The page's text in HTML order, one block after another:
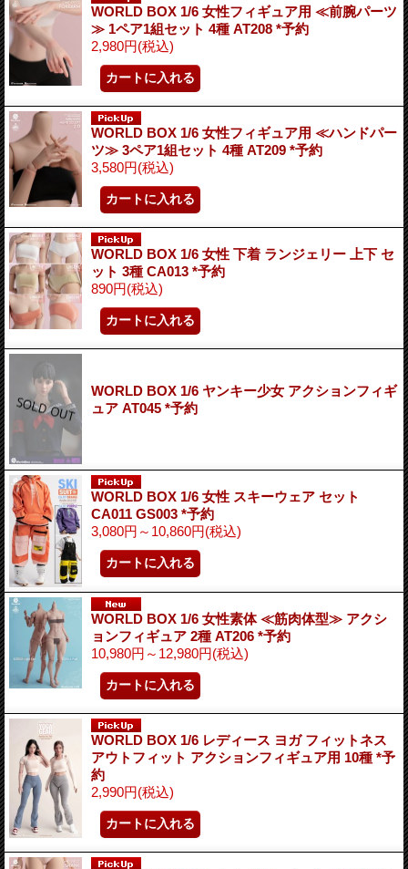
WORLD BOX 1/6 女性フィギュア用 ≪前腕パーツ
≫ 1ペア1組セット 4種 AT208 *予約
2,980円(税込)
WORLD BOX 1/6 女性フィギュア用 ≪ハンドパー
ツ≫ 3ペア1組セット 4種 AT209 *予約
3,580円(税込)
WORLD BOX 1/6 女性 下着 ランジェリー 上下 セ
ット 3種 CA013 *予約
890円(税込)
WORLD BOX 1/6 ヤンキー少女 アクションフィギ
ュア AT045 *予約
WORLD BOX 1/6 女性 スキーウェア セット
CA011 GS003 *予約
3,080円～10,860円(税込)
WORLD BOX 1/6 女性素体 ≪筋肉体型≫ アクシ
ョンフィギュア 2種 AT206 *予約
10,980円～12,980円(税込)
WORLD BOX 1/6 レディース ヨガ フィットネス
アウトフィット アクションフィギュア用 10種 *予
約
2,990円(税込)